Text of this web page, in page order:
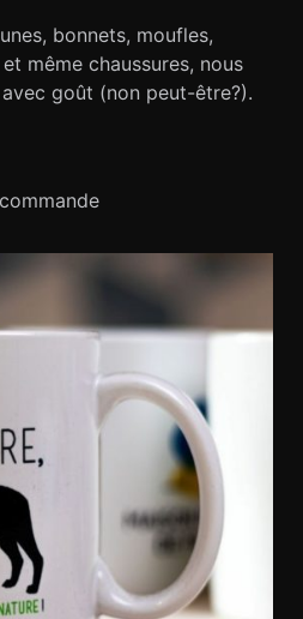
bonnets, moufles,
même chaussures, nous
goût (non peut-être?).